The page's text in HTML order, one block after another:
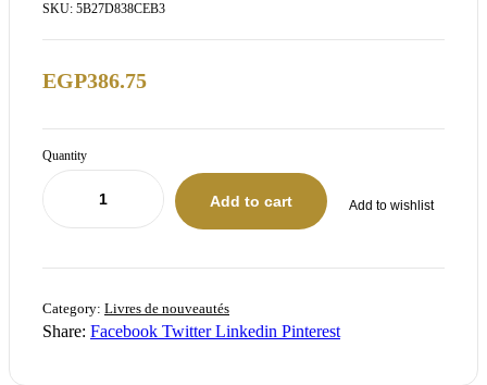
SKU: 5B27D838CEB3
EGP386.75
Quantity
Add to cart Add to wishlist
Category: Livres de nouveautés
Share: Facebook Twitter Linkedin Pinterest